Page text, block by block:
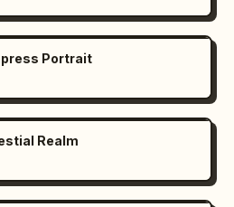
Portrait
Realm